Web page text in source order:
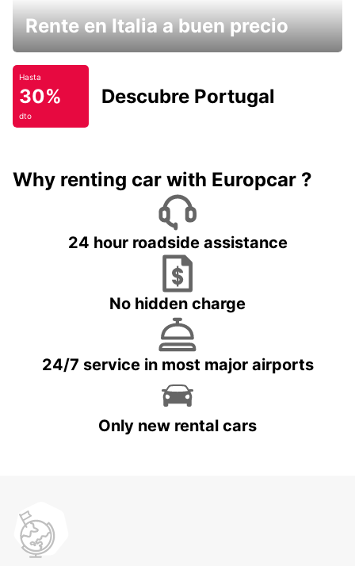
Rente en Italia a buen precio
Hasta
30%
dto
Descubre Portugal
Why renting car with Europcar ?
24 hour roadside assistance
No hidden charge
24/7 service in most major airports
Only new rental cars